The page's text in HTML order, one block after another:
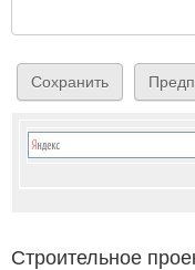
Строительное